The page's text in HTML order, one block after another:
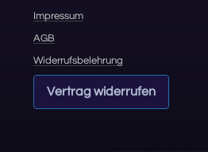
Impressum
AGB
Widerrufsbelehrung
Vertrag widerrufen